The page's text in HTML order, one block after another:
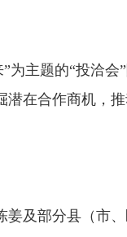
为主题的“投洽
潜在合作商机，
姜及部分县（市